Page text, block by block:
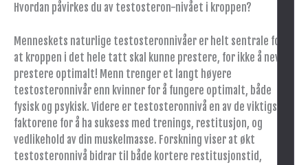
Hvordan påvirkes du av testosteron-nivået i kroppen?
Menneskets naturlige testosteronnivåer er helt sentrale for
at kroppen i det hele tatt skal kunne prestere, for ikke å nevne
prestere optimalt! Menn trenger et langt høyere
testosteronnivår enn kvinner for å fungere optimalt, både
fysisk og psykisk. Videre er testosteronnivå en av de viktigste
faktorene for å ha suksess med trenings, restitusjon, og
vedlikehold av din muskelmasse. Forskning viser at økt
testosteronnivå bidrar til både kortere restitusjonstid,